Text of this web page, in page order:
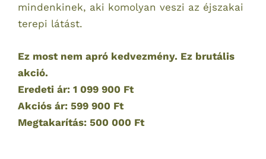
mindenkinek, aki komolyan veszi az éjszakai
terepi látást.
Ez most nem apró kedvezmény. Ez brutális
akció.
Eredeti ár: 1 099 900 Ft
Akciós ár: 599 900 Ft
Megtakarítás: 500 000 Ft